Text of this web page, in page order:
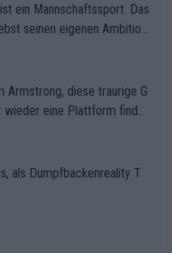
ein Mannschaftssport. Das
eigenen Ambition
und konkret am Erf
Das ist ein Zei
Armstrong, diese traurige G
wieder eine Plattform finde
als Dumpfbackenreality T